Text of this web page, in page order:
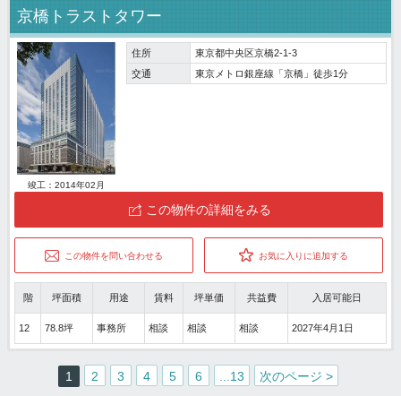
京橋トラストタワー
竣工：2014年02月
住所
東京都中央区京橋2-1-3
交通
東京メトロ銀座線「京橋」徒歩1分
この物件の詳細をみる
この物件を問い合わせる お気に入りに追加する
階 坪面積 用途 賃料 坪単価 共益費 入居可能日
12 78.8坪 事務所 相談 相談 相談 2027年4月1日
1 2 3 4 5 6 ...13 次のページ >